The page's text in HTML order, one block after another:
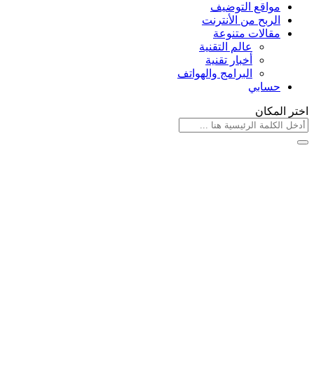
مواقع التوضيف
الربح من الأنترنت
مقالات متنوعة
عالم التقنية
أخبار تقنية
البرامج والهواتف
حسابي
اختر المكان